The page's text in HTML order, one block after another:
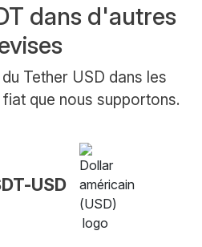
dans d'autres
Tether USD dans les
que nous supportons.
USD